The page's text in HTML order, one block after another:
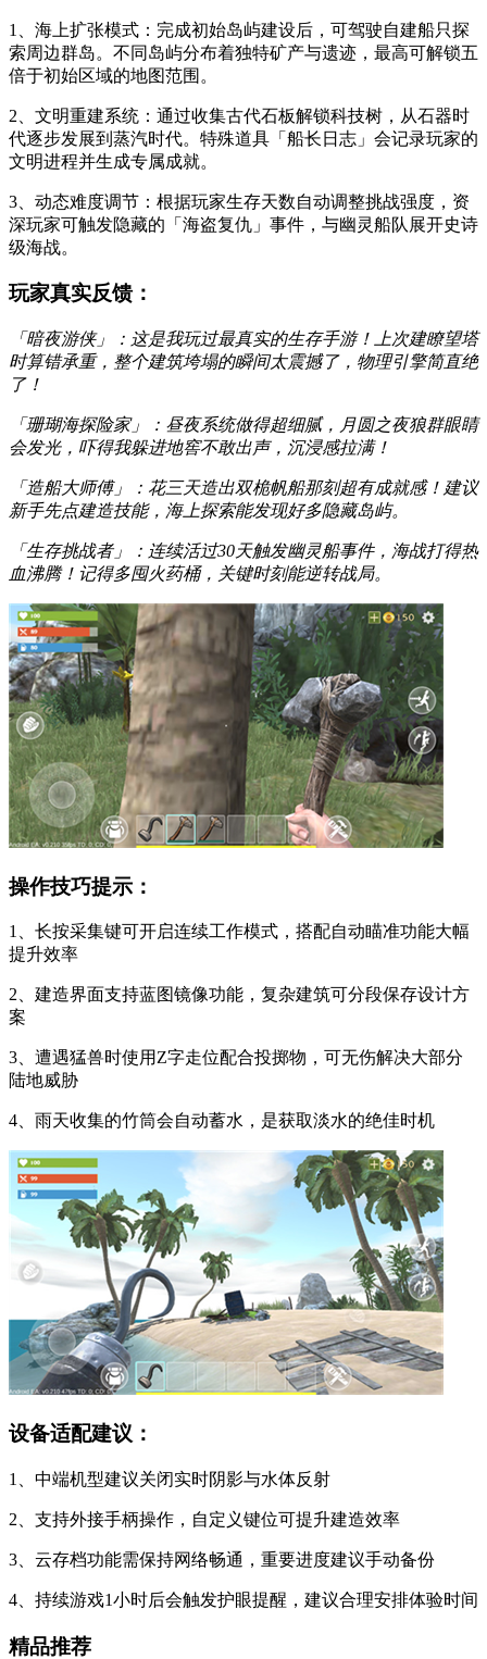
1、海上扩张模式：完成初始岛屿建设后，可驾驶自建船只探
索周边群岛。不同岛屿分布着独特矿产与遗迹，最高可解锁五
倍于初始区域的地图范围。
2、文明重建系统：通过收集古代石板解锁科技树，从石器时
代逐步发展到蒸汽时代。特殊道具「船长日志」会记录玩家的
文明进程并生成专属成就。
3、动态难度调节：根据玩家生存天数自动调整挑战强度，资
深玩家可触发隐藏的「海盗复仇」事件，与幽灵船队展开史诗
级海战。
玩家真实反馈：
「暗夜游侠」：这是我玩过最真实的生存手游！上次建瞭望塔
时算错承重，整个建筑垮塌的瞬间太震撼了，物理引擎简直绝
了！
「珊瑚海探险家」：昼夜系统做得超细腻，月圆之夜狼群眼睛
会发光，吓得我躲进地窖不敢出声，沉浸感拉满！
「造船大师傅」：花三天造出双桅帆船那刻超有成就感！建议
新手先点建造技能，海上探索能发现好多隐藏岛屿。
「生存挑战者」：连续活过30天触发幽灵船事件，海战打得热
血沸腾！记得多囤火药桶，关键时刻能逆转战局。
操作技巧提示：
1、长按采集键可开启连续工作模式，搭配自动瞄准功能大幅
提升效率
2、建造界面支持蓝图镜像功能，复杂建筑可分段保存设计方
案
3、遭遇猛兽时使用Z字走位配合投掷物，可无伤解决大部分
陆地威胁
4、雨天收集的竹筒会自动蓄水，是获取淡水的绝佳时机
设备适配建议：
1、中端机型建议关闭实时阴影与水体反射
2、支持外接手柄操作，自定义键位可提升建造效率
3、云存档功能需保持网络畅通，重要进度建议手动备份
4、持续游戏1小时后会触发护眼提醒，建议合理安排体验时间
精品推荐